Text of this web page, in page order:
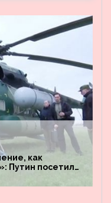
как
Путин посетил